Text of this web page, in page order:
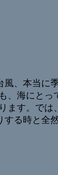
、本当に
、海にとっ
ます。では
る時と全